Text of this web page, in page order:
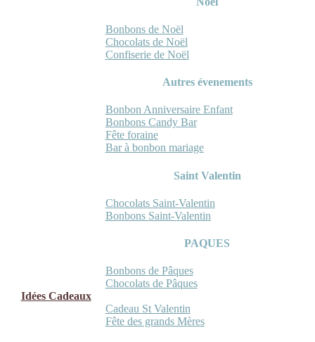
Bonbons de Noël
Chocolats de Noël
Confiserie de Noël
Autres évenements
Bonbon Anniversaire Enfant
Bonbons Candy Bar
Fête foraine
Bar à bonbon mariage
Saint Valentin
Chocolats Saint-Valentin
Bonbons Saint-Valentin
PAQUES
Bonbons de Pâques
Chocolats de Pâques
Idées Cadeaux
Cadeau St Valentin
Fête des grands Mères